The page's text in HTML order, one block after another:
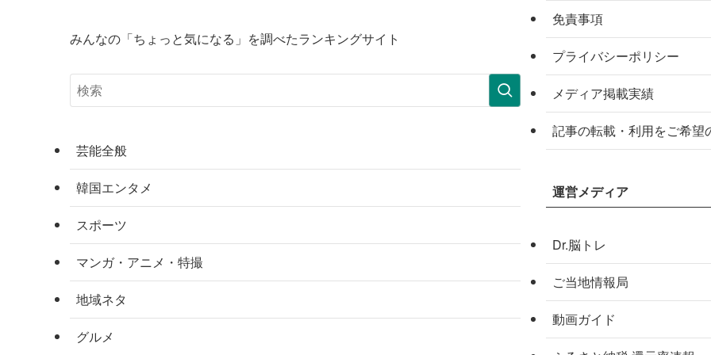
みんなの「ちょっと気になる」を調べたランキングサイト
芸能全般
韓国エンタメ
スポーツ
マンガ・アニメ・特撮
地域ネタ
グルメ
免責事項
プライバシーポリシー
メディア掲載実績
記事の転載・利用をご希望
運営メディア
Dr.脳トレ
ご当地情報局
動画ガイド